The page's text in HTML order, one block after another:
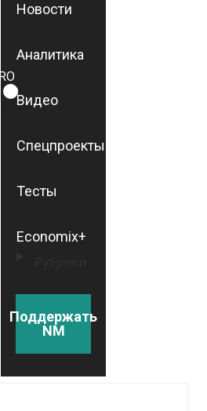
ROMÂNĂ
RU
Новости
Аналитика
Видео
Спецпроекты
Тесты
Economix+
Поддержать
NM